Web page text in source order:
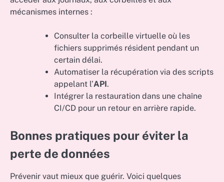
mécanismes internes :
Consulter la corbeille virtuelle où les
fichiers supprimés résident pendant un
certain délai.
Automatiser la récupération via des scripts
appelant l’API.
Intégrer la restauration dans une chaîne
CI/CD pour un retour en arrière rapide.
Bonnes pratiques pour éviter la
perte de données
Prévenir vaut mieux que guérir. Voici quelques